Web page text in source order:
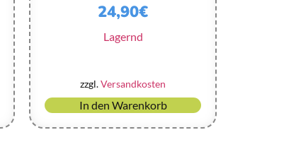
24,90€
Lagernd
zzgl.Versandkosten
In den Warenkorb